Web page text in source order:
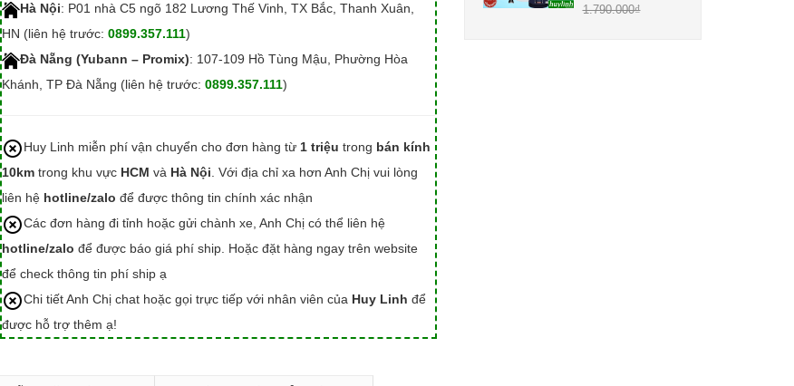
Hà Nội: P01 nhà C5 ngõ 182 Lương Thế Vinh, TX Bắc, Thanh Xuân,
HN (liên hệ trước: 0899.357.111)
Đà Nẵng (Yubann – Promix): 107-109 Hồ Tùng Mậu, Phường Hòa
Khánh, TP Đà Nẵng (liên hệ trước: 0899.357.111)
Huy Linh miễn phí vận chuyển cho đơn hàng từ 1 triệu trong bán kính
10kmtrong khu vực HCM và Hà Nội. Với địa chỉ xa hơn Anh Chị vui lòng
liên hệ hotline/zalo để được thông tin chính xác nhận
Các đơn hàng đi tỉnh hoặc gửi chành xe, Anh Chị có thể liên hệ
hotline/zalo để được báo giá phí ship. Hoặc đặt hàng ngay trên website
để check thông tin phí ship ạ
Chi tiết Anh Chị chat hoặc gọi trực tiếp với nhân viên của Huy Linh để
được hỗ trợ thêm ạ!
1.790.000₫